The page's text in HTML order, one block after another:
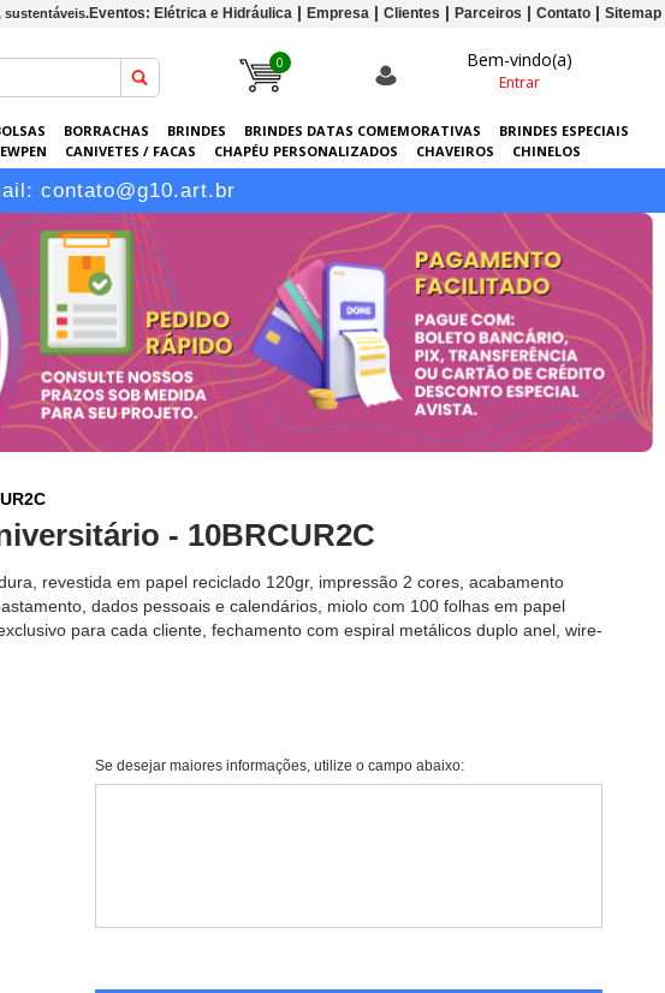
sustentáveis.Eventos: Elétrica e Hidráulica Empresa Clientes Parceiros Contato Sitemap
0 Bem-vindo(a)
Entrar
BORRACHAS BRINDES BRINDES DATAS COMEMORATIVAS
BRINDES ESPECIAIS
CANIVETES / FACAS CHAPÉU PERSONALIZADOS CHAVEIROS
CHINELOS
GARRAFAS PERSONALIZADAS GRÁFICA GUARDA-CHUVAS KITS
LANÇAMENTOS
contato@g10.art.br
- 10BRCUR2C
revestida em papel reciclado 120gr, impressão 2 cores, acabamento
dados pessoais e calendários, miolo com 100 folhas em papel
para cada cliente, fechamento com espiral metálicos duplo anel, wire-
Se desejar maiores informações, utilize o campo abaixo: